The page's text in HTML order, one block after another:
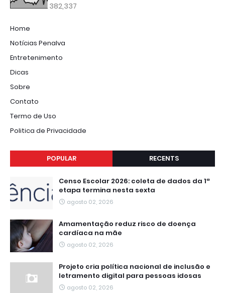
382,337
Home
Notícias Penalva
Entretenimento
Dicas
Sobre
Contato
Termo de Uso
Politica de Privacidade
POPULAR RECENTS
Censo Escolar 2026: coleta de dados da 1ª
etapa termina nesta sexta
agosto 02, 2026
Amamentação reduz risco de doença
cardíaca na mãe
agosto 02, 2026
Projeto cria política nacional de inclusão e
letramento digital para pessoas idosas
agosto 02, 2026